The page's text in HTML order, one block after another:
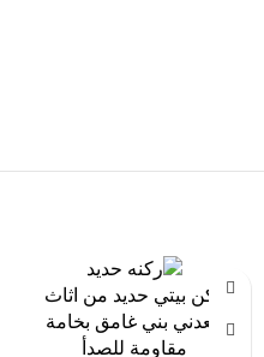
ركن بيتي حديد من اثاث
معدني بني غامق بخامة
مقاومة للصدأ